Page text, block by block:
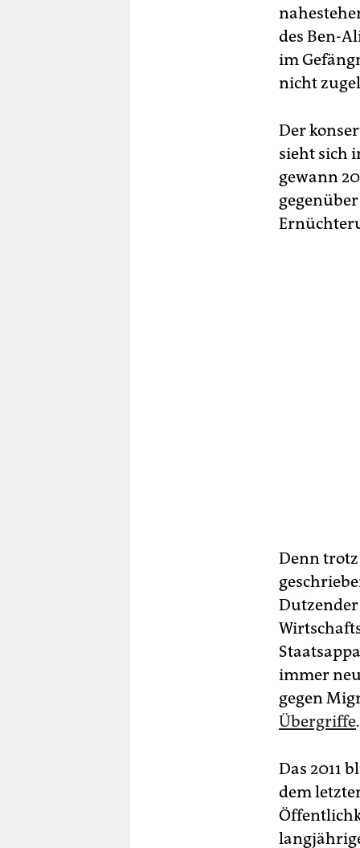
des Ben-
im
nicht
Der
sieht sich
gewann
Denn trotz
immer
gegen
Übergriffe.
Das 2011
dem